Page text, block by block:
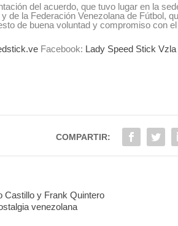
del acuerdo, que tuvo lugar en la
de la Federación Venezolana de Fútbol,
de buena voluntad y compromiso con
Facebook: Lady Speed Stick Vzla
COMPARTIR:
Castillo y Frank Quintero
venezolana